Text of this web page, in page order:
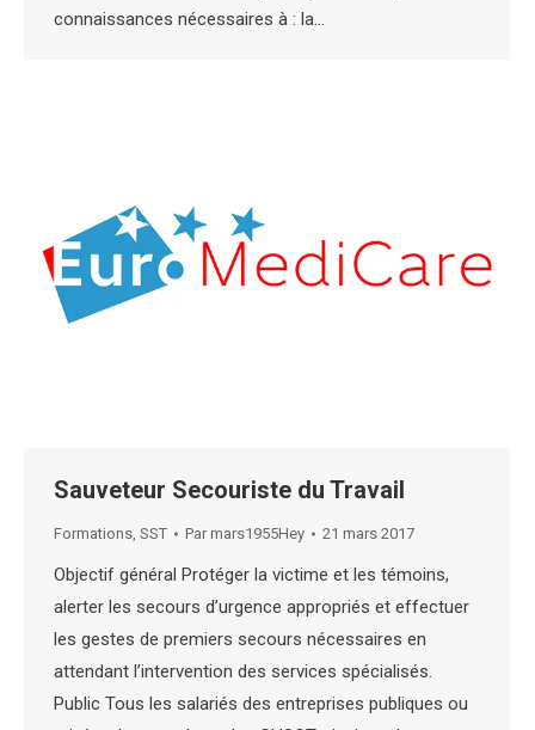
connaissances nécessaires à : la…
Sauveteur Secouriste du Travail
Formations, SST Par mars1955Hey 21 mars 2017
Objectif général Protéger la victime et les témoins,
alerter les secours d’urgence appropriés et effectuer
les gestes de premiers secours nécessaires en
attendant l’intervention des services spécialisés.
Public Tous les salariés des entreprises publiques ou